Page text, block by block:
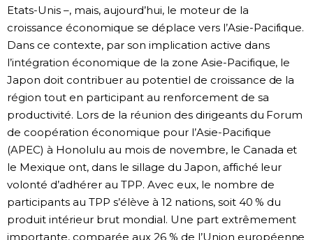
Etats-Unis –, mais, aujourd’hui, le moteur de la
croissance économique se déplace vers l’Asie-Pacifique.
Dans ce contexte, par son implication active dans
l’intégration économique de la zone Asie-Pacifique, le
Japon doit contribuer au potentiel de croissance de la
région tout en participant au renforcement de sa
productivité. Lors de la réunion des dirigeants du Forum
de coopération économique pour l’Asie-Pacifique
(APEC) à Honolulu au mois de novembre, le Canada et
le Mexique ont, dans le sillage du Japon, affiché leur
volonté d’adhérer au TPP. Avec eux, le nombre de
participants au TPP s’élève à 12 nations, soit 40 % du
produit intérieur brut mondial. Une part extrêmement
importante, comparée aux 26 % de l’Union européenne